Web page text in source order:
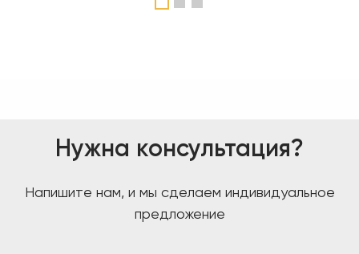
Нужна консультация?
Напишите нам, и мы сделаем индивидуальное
предложение